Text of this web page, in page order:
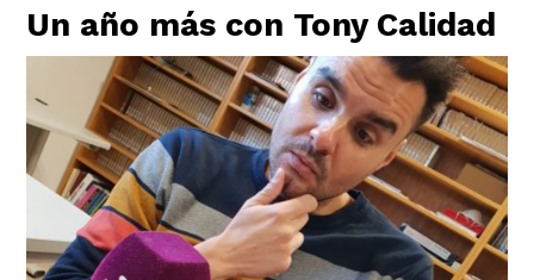
Un año más con Tony Calidad